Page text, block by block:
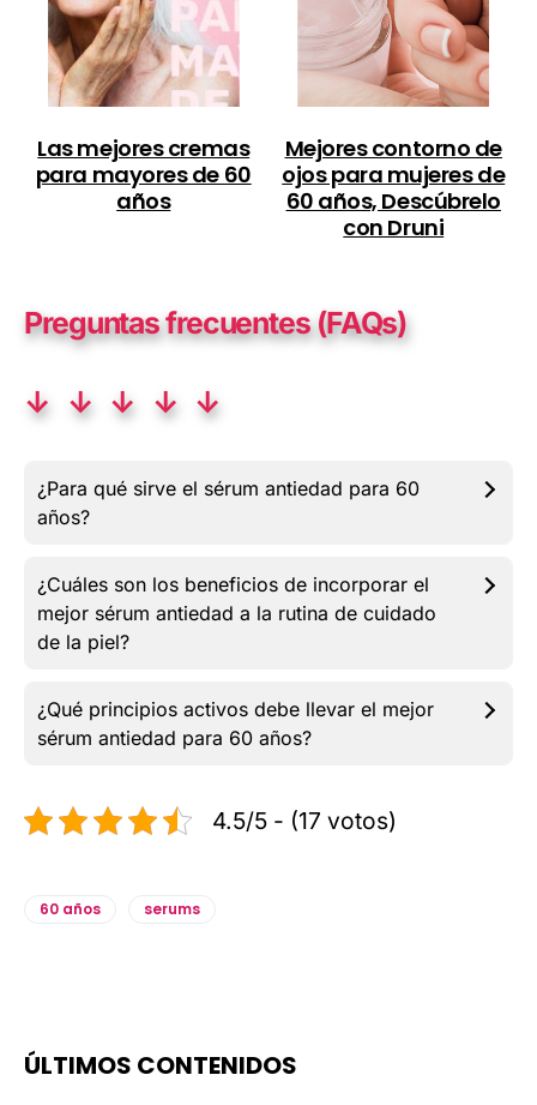
Las mejores cremas
para mayores de 60
años
Mejores contorno de
ojos para mujeres de
60 años, Descúbrelo
con Druni
Preguntas frecuentes (FAQs)
↓ ↓ ↓ ↓ ↓
¿Para qué sirve el sérum antiedad para 60
años?
¿Cuáles son los beneficios de incorporar el
mejor sérum antiedad a la rutina de cuidado
de la piel?
¿Qué principios activos debe llevar el mejor
sérum antiedad para 60 años?
4.5/5 - (17 votos)
60 años serums
ÚLTIMOS CONTENIDOS